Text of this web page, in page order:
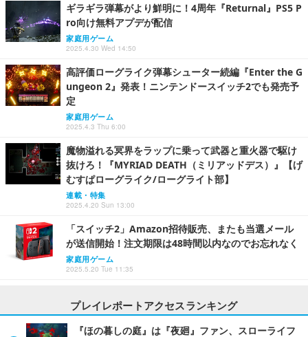
ギラギラ弾幕がより鮮明に！4周年『Returnal』PS5 P
ro向け無料アプデが配信
家庭用ゲーム
2025.4.30 Wed 14:50
高評価ローグライク弾幕シューター続編『Enter the G
ungeon 2』発表！ニンテンドースイッチ2でも発売予
定
家庭用ゲーム
2025.4.3 Thu 6:00
魔物溢れる冥界をラップに乗って武器と重火器で駆け
抜けろ！『MYRIAD DEATH（ミリアッドデス）』【げ
むすぱローグライク/ローグライト部】
連載・特集
2025.4.20 Sun 13:00
「スイッチ2」Amazon招待販売、またも当選メール
が送信開始！注文期限は48時間以内なのでお忘れなく
家庭用ゲーム
2025.5.20 Tue 11:35
プレイレポートアクセスランキング
『ほの暮しの庭』は『夜廻』ファン、スローライフ